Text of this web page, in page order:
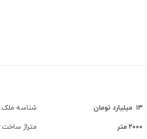
۱۳ ‌ ‍ ‌‌‌‌میلیارد تومان شناسه ملک:
۲۰۰۰ متر متراژ ساخت: